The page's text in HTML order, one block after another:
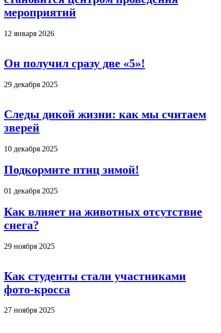
мероприятий
12 января 2026
Он получил сразу две «5»!
29 декабря 2025
Следы дикой жизни: как мы считаем
зверей
10 декабря 2025
Подкормите птиц зимой!
01 декабря 2025
Как влияет на животных отсутствие
снега?
29 ноября 2025
Как студенты стали участниками
фото-кросса
27 ноября 2025